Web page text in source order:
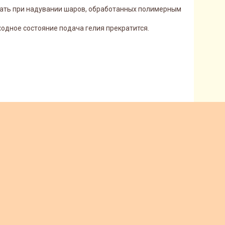
при надувании шаров, обработанных полимерным
состояние подача гелия прекратится.